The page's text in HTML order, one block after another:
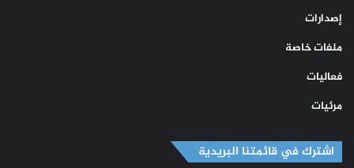
إصدارات
ملفات خاصة
فعاليات
مرئيات
اشترك في قائمتنا البريدية